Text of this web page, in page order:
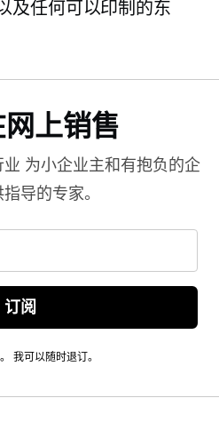
及任何可以印制的东
上销售
业 为小企业主和有抱负的企
导的专家。
订阅
我可以随时退订。